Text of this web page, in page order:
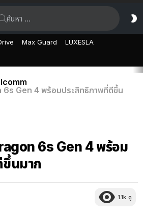
Max Guard LUXESLA
6s Gen 4 พร้อมประสิทธิภาพที่ดีขึ้น
6s Gen 4 พร้อม
นมาก
1.1k ดู